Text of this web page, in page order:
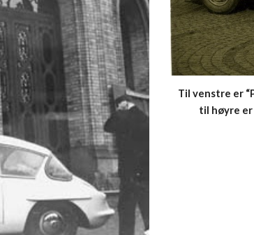
Til venstre er
til høyre er